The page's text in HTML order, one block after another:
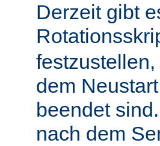
Derzeit gibt
dem
beendet
nach dem